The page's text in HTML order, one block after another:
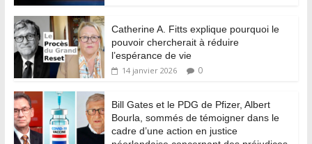
Catherine A. Fitts explique pourquoi le
pouvoir chercherait à réduire
l’espérance de vie
14 janvier 2026 0
Bill Gates et le PDG de Pfizer, Albert
Bourla, sommés de témoigner dans le
cadre d’une action en justice